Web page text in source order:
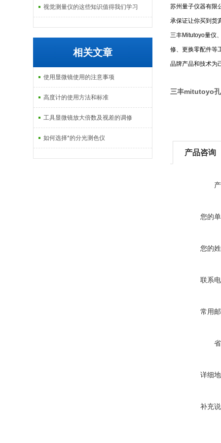
视觉测量仪的这些知识值得我们学习
相关文章
使用显微镜使用的注意事项
高度计的使用方法和标准
工具显微镜放大倍数及视差的调修
如何选择*的分光测色仪
苏州量子仪器有限
承保证让你买到货
三丰Mitutoyo量仪
修、更换零配件等
品牌产品和技术为
三丰mitutoyo
产品咨询
您的
您的
联系
常用
详细
补充